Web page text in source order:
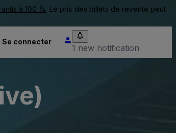
à 100 %. Le prix des billets de revente peut
Se connecter
1 new notification